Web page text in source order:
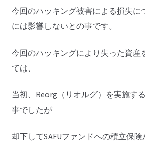
今回のハッキング被害による損失に
には影響しないとの事です。
今回のハッキングにより失った資産
ては、
当初、Reorg（リオルグ）を実施す
事でしたが
却下してSAFUファンドへの積立保